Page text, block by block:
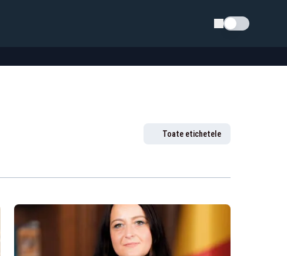
Schimba tema
Toate etichetele